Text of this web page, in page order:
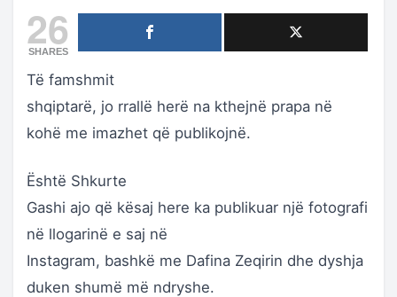
26
SHARES
Të famshmit
shqiptarë, jo rrallë herë na kthejnë prapa në
kohë me imazhet që publikojnë.
Është Shkurte
Gashi ajo që kësaj here ka publikuar një fotografi
në llogarinë e saj në
Instagram, bashkë me Dafina Zeqirin dhe dyshja
duken shumë më ndryshe.